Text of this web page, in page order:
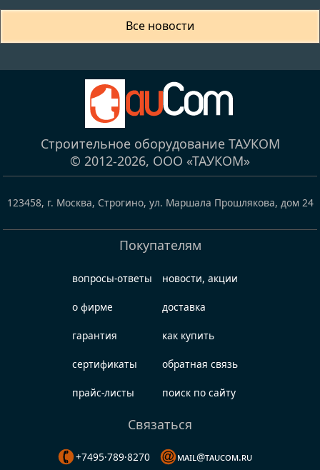
Все новости
Строительное оборудование ТАУКОМ
© 2012-2026, ООО «ТАУКОМ»
123458, г. Москва, Строгино, ул. Маршала Прошлякова, дом 24
Покупателям
вопросы-ответы
о фирме
гарантия
сертификаты
прайс-листы
новости, акции
доставка
как купить
обратная связь
поиск по сайту
Связаться
+7495·789·8270 mail@taucom.ru